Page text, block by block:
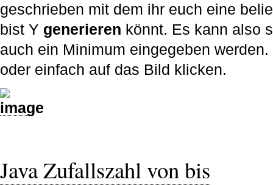
geschrieben mit dem ihr euch eine
bist Y generieren könnt. Es kann also
auch ein Minimum eingegeben
oder einfach auf das Bild klicken.
Java Zufallszahl von bis